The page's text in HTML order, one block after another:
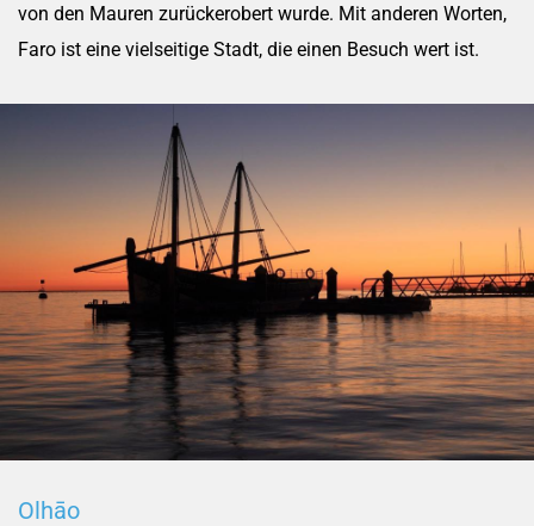
von den Mauren zurückerobert wurde. Mit anderen Worten,
Faro ist eine vielseitige Stadt, die einen Besuch wert ist.
Olhāo